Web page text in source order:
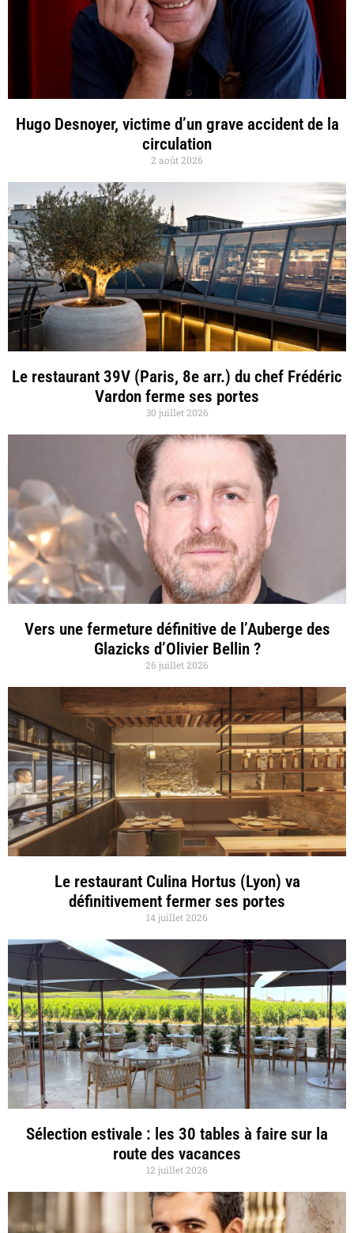
Hugo Desnoyer, victime d’un grave accident de la
circulation
2 août 2026
Le restaurant 39V (Paris, 8e arr.) du chef Frédéric
Vardon ferme ses portes
30 juillet 2026
Vers une fermeture définitive de l’Auberge des
Glazicks d’Olivier Bellin ?
26 juillet 2026
Le restaurant Culina Hortus (Lyon) va
définitivement fermer ses portes
14 juillet 2026
Sélection estivale : les 30 tables à faire sur la
route des vacances
12 juillet 2026